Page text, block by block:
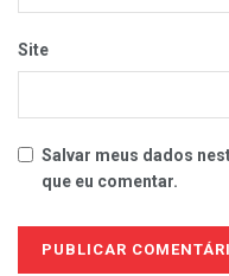
Site
Salvar meus dados
que eu comentar.